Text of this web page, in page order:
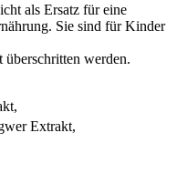
als Ersatz für eine
Sie sind für Kinder
überschritten werden.
Extrakt,